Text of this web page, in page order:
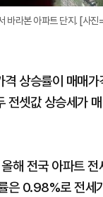
바라본 아파트 단지. [사진
상승률이 매매
전셋값 상승세가
해 전국 아파트
은 0.98%로 전